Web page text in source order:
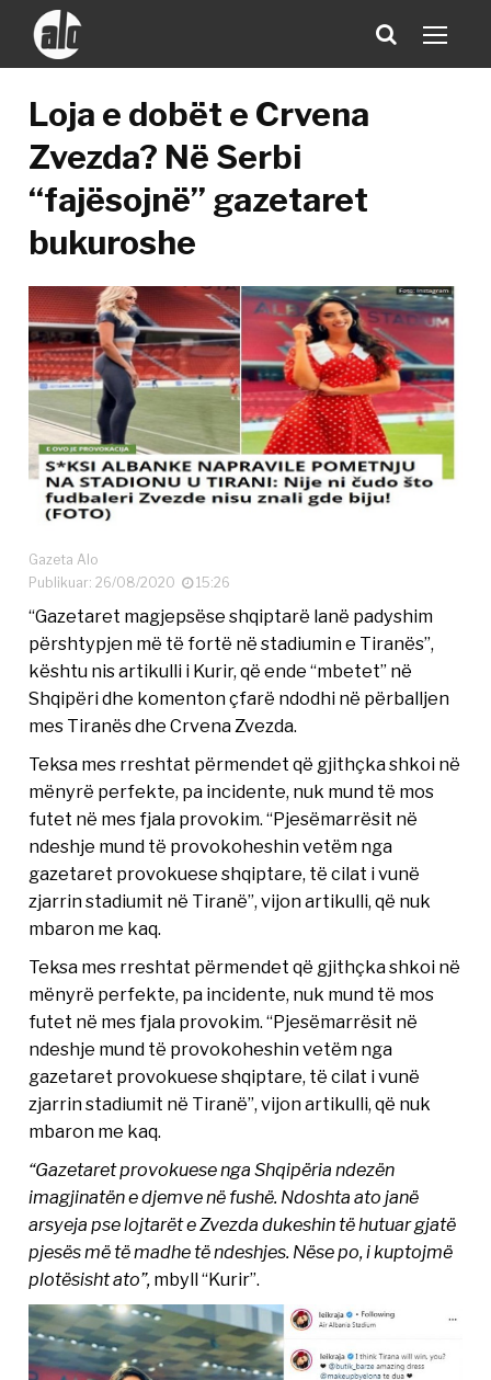
Loja e dobët e Crvena
Zvezda? Në Serbi
“fajësojnë” gazetaret
bukuroshe
Gazeta Alo
Publikuar: 26/08/2020
15:26
“Gazetaret magjepsëse shqiptarë lanë padyshim
përshtypjen më të fortë në stadiumin e Tiranës”,
kështu nis artikulli i Kurir, që ende “mbetet” në
Shqipëri dhe komenton çfarë ndodhi në përballjen
mes Tiranës dhe Crvena Zvezda.
Teksa mes rreshtat përmendet që gjithçka shkoi në
mënyrë perfekte, pa incidente, nuk mund të mos
futet në mes fjala provokim. “Pjesëmarrësit në
ndeshje mund të provokoheshin vetëm nga
gazetaret provokuese shqiptare, të cilat i vunë
zjarrin stadiumit në Tiranë”, vijon artikulli, që nuk
mbaron me kaq.
Teksa mes rreshtat përmendet që gjithçka shkoi në
mënyrë perfekte, pa incidente, nuk mund të mos
futet në mes fjala provokim. “Pjesëmarrësit në
ndeshje mund të provokoheshin vetëm nga
gazetaret provokuese shqiptare, të cilat i vunë
zjarrin stadiumit në Tiranë”, vijon artikulli, që nuk
mbaron me kaq.
“Gazetaret provokuese nga Shqipëria ndezën
imagjinatën e djemve në fushë. Ndoshta ato janë
arsyeja pse lojtarët e Zvezda dukeshin të hutuar gjatë
pjesës më të madhe të ndeshjes. Nëse po, i kuptojmë
plotësisht ato”, mbyll “Kurir”.